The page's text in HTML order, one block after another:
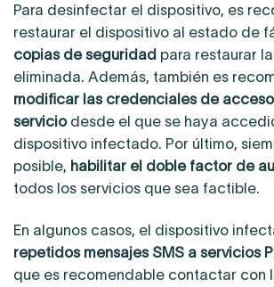
Para desinfectar el dispositivo, es
restaurar el dispositivo al estado de
copias de seguridad para restaurar
eliminada. Además, también es
modificar las credenciales de
serviciodesde el que se haya
dispositivo infectado. Por último,
posible, habilitar el doble factor de
todos los servicios que sea factible.
En algunos casos, el dispositivo
repetidos mensajes SMS a servicios
que es recomendable contactar con